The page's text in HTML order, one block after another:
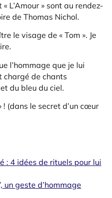
L’Amour » sont au rendez-
de Thomas Nichol.
le visage de « Tom ». Je
l’hommage que je lui
chargé de chants
du bleu du ciel.
! (dans le secret d’un cœur
: 4 idées de rituels pour lui
un geste d’hommage